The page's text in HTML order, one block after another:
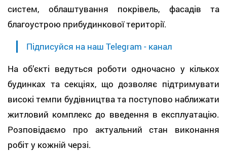
систем, облаштування покрівель, фасадів та
благоустрою прибудинкової території.
Підписуйся на наш Telegram - канал
На об’єкті ведуться роботи одночасно у кількох
будинках та секціях, що дозволяє підтримувати
високі темпи будівництва та поступово наближати
житловий комплекс до введення в експлуатацію.
Розповідаємо про актуальний стан виконання
робіт у кожній черзі.